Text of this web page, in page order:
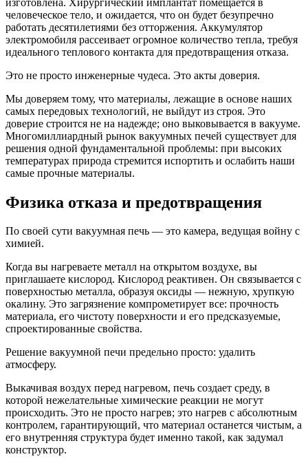
человеческое тело, и ожидается, что он будет безупречно
работать десятилетиями без отторжения. Аккумулятор
электромобиля рассеивает огромное количество тепла, требуя
идеального теплового контакта для предотвращения отказа.
Это не просто инженерные чудеса. Это акты доверия.
Мы доверяем тому, что материалы, лежащие в основе наших
самых передовых технологий, не выйдут из строя. Это
доверие строится не на надежде; оно выковывается в вакууме.
Многомиллиардный рынок вакуумных печей существует для
решения одной фундаментальной проблемы: при высоких
температурах природа стремится испортить и ослабить наши
самые прочные материалы.
Физика отказа и предотвращения
По своей сути вакуумная печь — это камера, ведущая войну с
химией.
Когда вы нагреваете металл на открытом воздухе, вы
приглашаете кислород. Кислород реактивен. Он связывается с
поверхностью металла, образуя оксиды — нежную, хрупкую
окалину. Это загрязнение компрометирует все: прочность
материала, его чистоту поверхности и его предсказуемые,
спроектированные свойства.
Решение вакуумной печи предельно просто: удалить
атмосферу.
Выкачивая воздух перед нагревом, печь создает среду, в
которой нежелательные химические реакции не могут
происходить. Это не просто нагрев; это нагрев с абсолютным
контролем, гарантирующий, что материал останется чистым, а
его внутренняя структура будет именно такой, как задумал
конструктор.